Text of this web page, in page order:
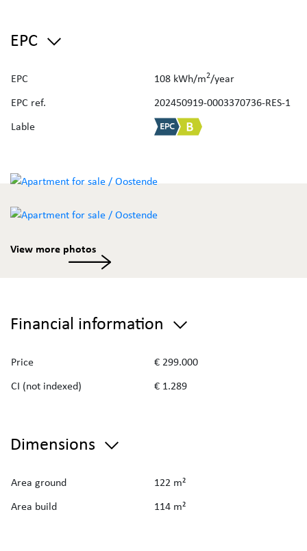
Bent u benieuwd naar de waarde van uw eigendom? Vraag
EPC
EPC 108 kWh/m2/year
EPC ref.
202450919-0003370736-RES-1
Lable
View more photos
Financial information
Price
€ 299.000
CI (not indexed)
€ 1.289
Dimensions
Area ground
122 m²
Area build
114 m²